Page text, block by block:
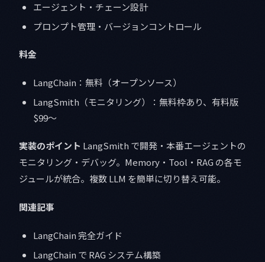
エージェント・チェーン設計
プロンプト管理・バージョンコントロール
料金
LangChain：無料（オープンソース）
LangSmith（モニタリング）：無料枠あり、有料版
$99〜
実装のポイント LangSmith で開発・本番エージェントの
モニタリング・デバッグ。Memory・Tool・RAG の各モ
ジュールが統合。複数 LLM を簡単に切り替え可能。
関連記事
LangChain 完全ガイド
LangChain で RAG システム構築